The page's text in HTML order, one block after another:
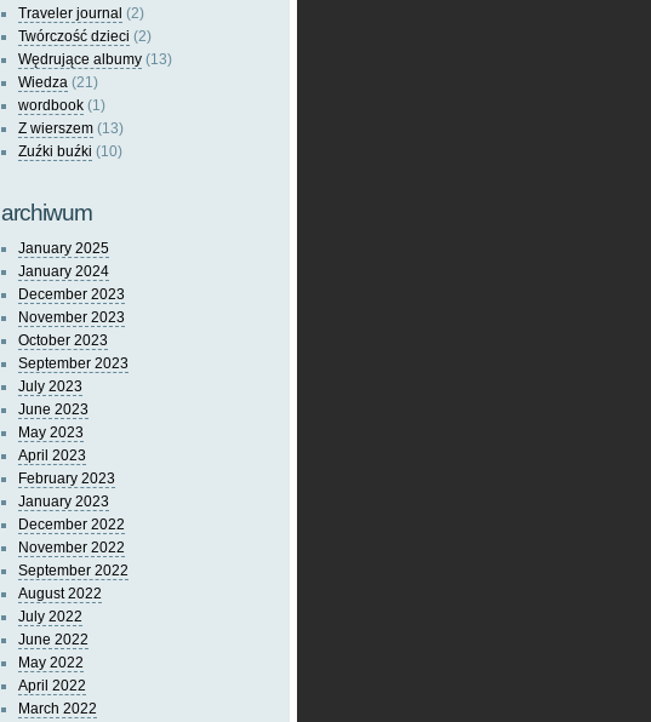
Traveler journal (2)
Twórczość dzieci (2)
Wędrujące albumy (13)
Wiedza (21)
wordbook (1)
Z wierszem (13)
Zuźki buźki (10)
archiwum
January 2025
January 2024
December 2023
November 2023
October 2023
September 2023
July 2023
June 2023
May 2023
April 2023
February 2023
January 2023
December 2022
November 2022
September 2022
August 2022
July 2022
June 2022
May 2022
April 2022
March 2022